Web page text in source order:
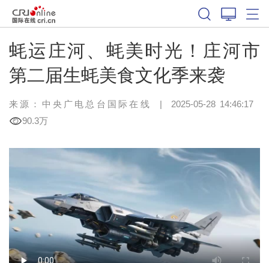
蚝运庄河、蚝美时光！庄河市
第二届生蚝美食文化季来袭
来源：中央广电总台国际在线 | 2025-05-28 14:46:17
90.3万